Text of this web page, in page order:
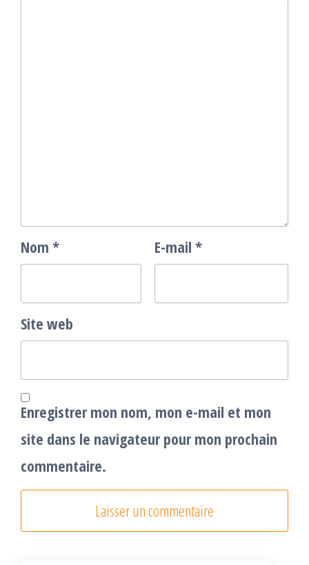
Nom * E-mail *
Site web
Enregistrer mon nom, mon e-mail et mon
site dans le navigateur pour mon prochain
commentaire.